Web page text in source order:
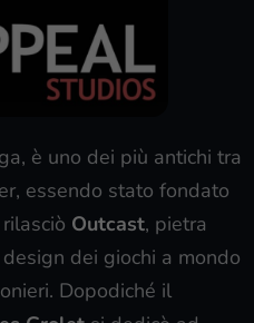
è uno dei più antichi tra
essendo stato fondato
Outcast, pietra
dei giochi a mondo
Dopodiché il